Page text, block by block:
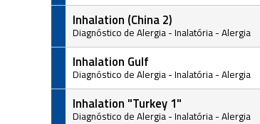
Inhalation (China 2)
Diagnóstico de Alergia - Inalatória - Alergia
Inhalation Gulf
Diagnóstico de Alergia - Inalatória - Alergia
Inhalation "Turkey 1"
Diagnóstico de Alergia - Inalatória - Alergia